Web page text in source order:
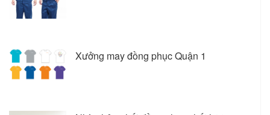
Xưởng may đồng phục Quận 1